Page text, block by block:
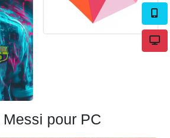
pour PC